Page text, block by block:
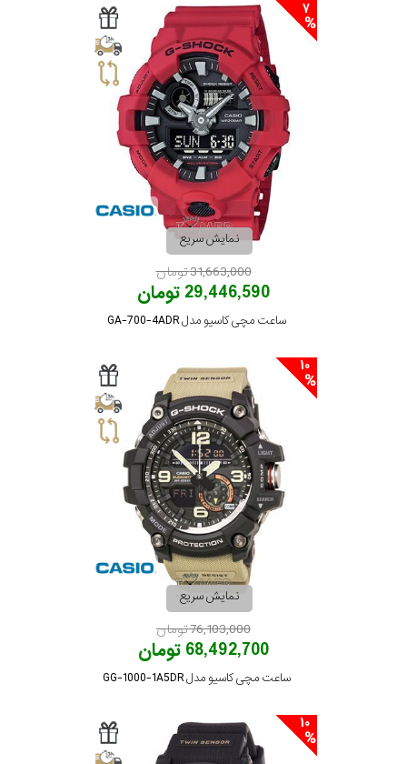
نمایش سریع
31,663,000 تومان
29,446,590 تومان
ساعت مچی کاسیو مدل GA-700-4ADR
نمایش سریع
76,103,000 تومان
68,492,700 تومان
ساعت مچی کاسیو مدل GG-1000-1A5DR